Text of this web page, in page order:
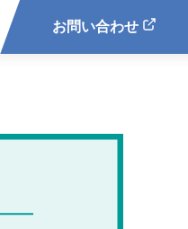
お問い合わせ